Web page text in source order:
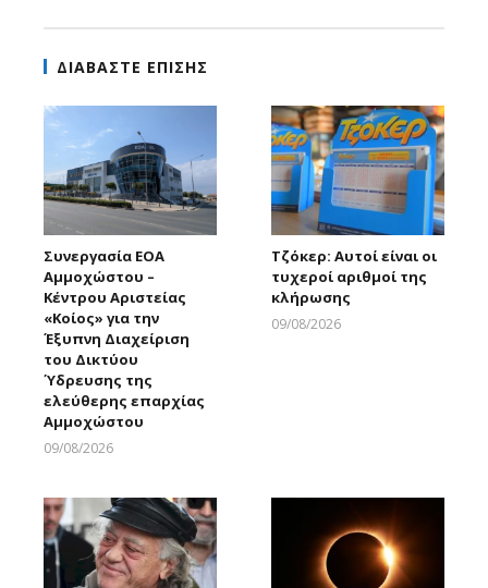
ΔΙΑΒΑΣΤΕ ΕΠΙΣΗΣ
Συνεργασία ΕΟΑ
Αμμοχώστου –
Κέντρου Αριστείας
«Κοίος» για την
Έξυπνη Διαχείριση
του Δικτύου
Ύδρευσης της
ελεύθερης επαρχίας
Αμμοχώστου
09/08/2026
Τζόκερ: Αυτοί είναι οι
τυχεροί αριθμοί της
κλήρωσης
09/08/2026